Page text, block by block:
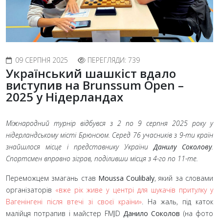
09 СЕРПНЯ 2025 ПЕРЕГЛЯДИ: 739
Український шашкіст вдало
виступив на Brunssum Open –
2025 у Нідерландах
Міжнародний турнір відбувся з 2 по 9 серпня 2025 року у
нідерландському місті Брюнсюм. Серед 76 учасників з 9-ти країн
знайшлося місце і представнику УкраїниДанилу Соколову.
Спортсмен вправно зіграв, поділивши місця з 4-го по 11-те.
Переможцем змагань став Moussa Coulibaly, який за словами
організаторів «вже рік живе у центрі для шукачів притулку у
Вагенінгені після втечі зі своєї країни». На жаль, під каток
малійця потрапив і майстер FMJD Данило Соколов (на фото